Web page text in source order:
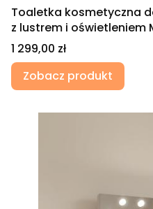
Toaletka kosmetyczna
z lustrem i oświetleniem
Cena
1 299,00 zł
Zobacz produkt